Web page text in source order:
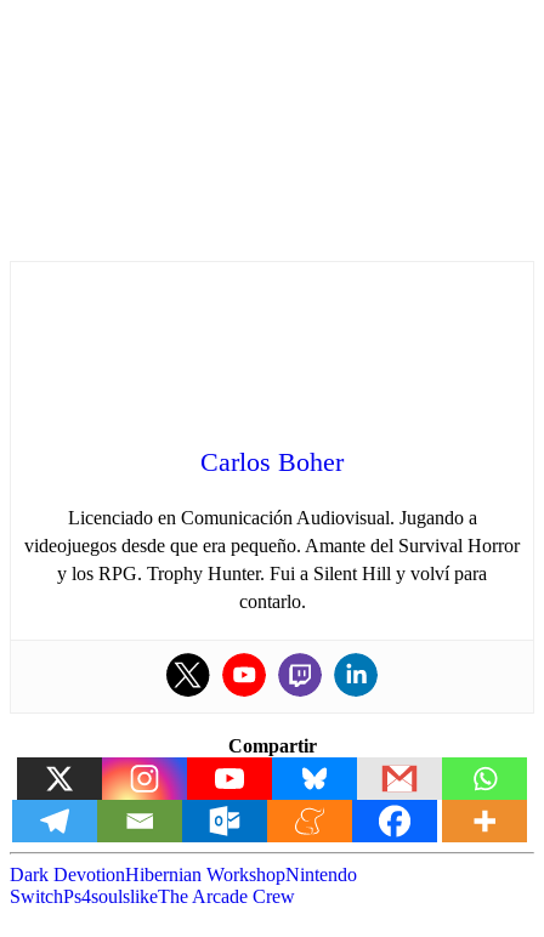
Carlos Boher
Licenciado en Comunicación Audiovisual. Jugando a
videojuegos desde que era pequeño. Amante del Survival Horror
y los RPG. Trophy Hunter. Fui a Silent Hill y volví para
contarlo.
Compartir
Dark DevotionHibernian WorkshopNintendo
SwitchPs4soulslikeThe Arcade Crew